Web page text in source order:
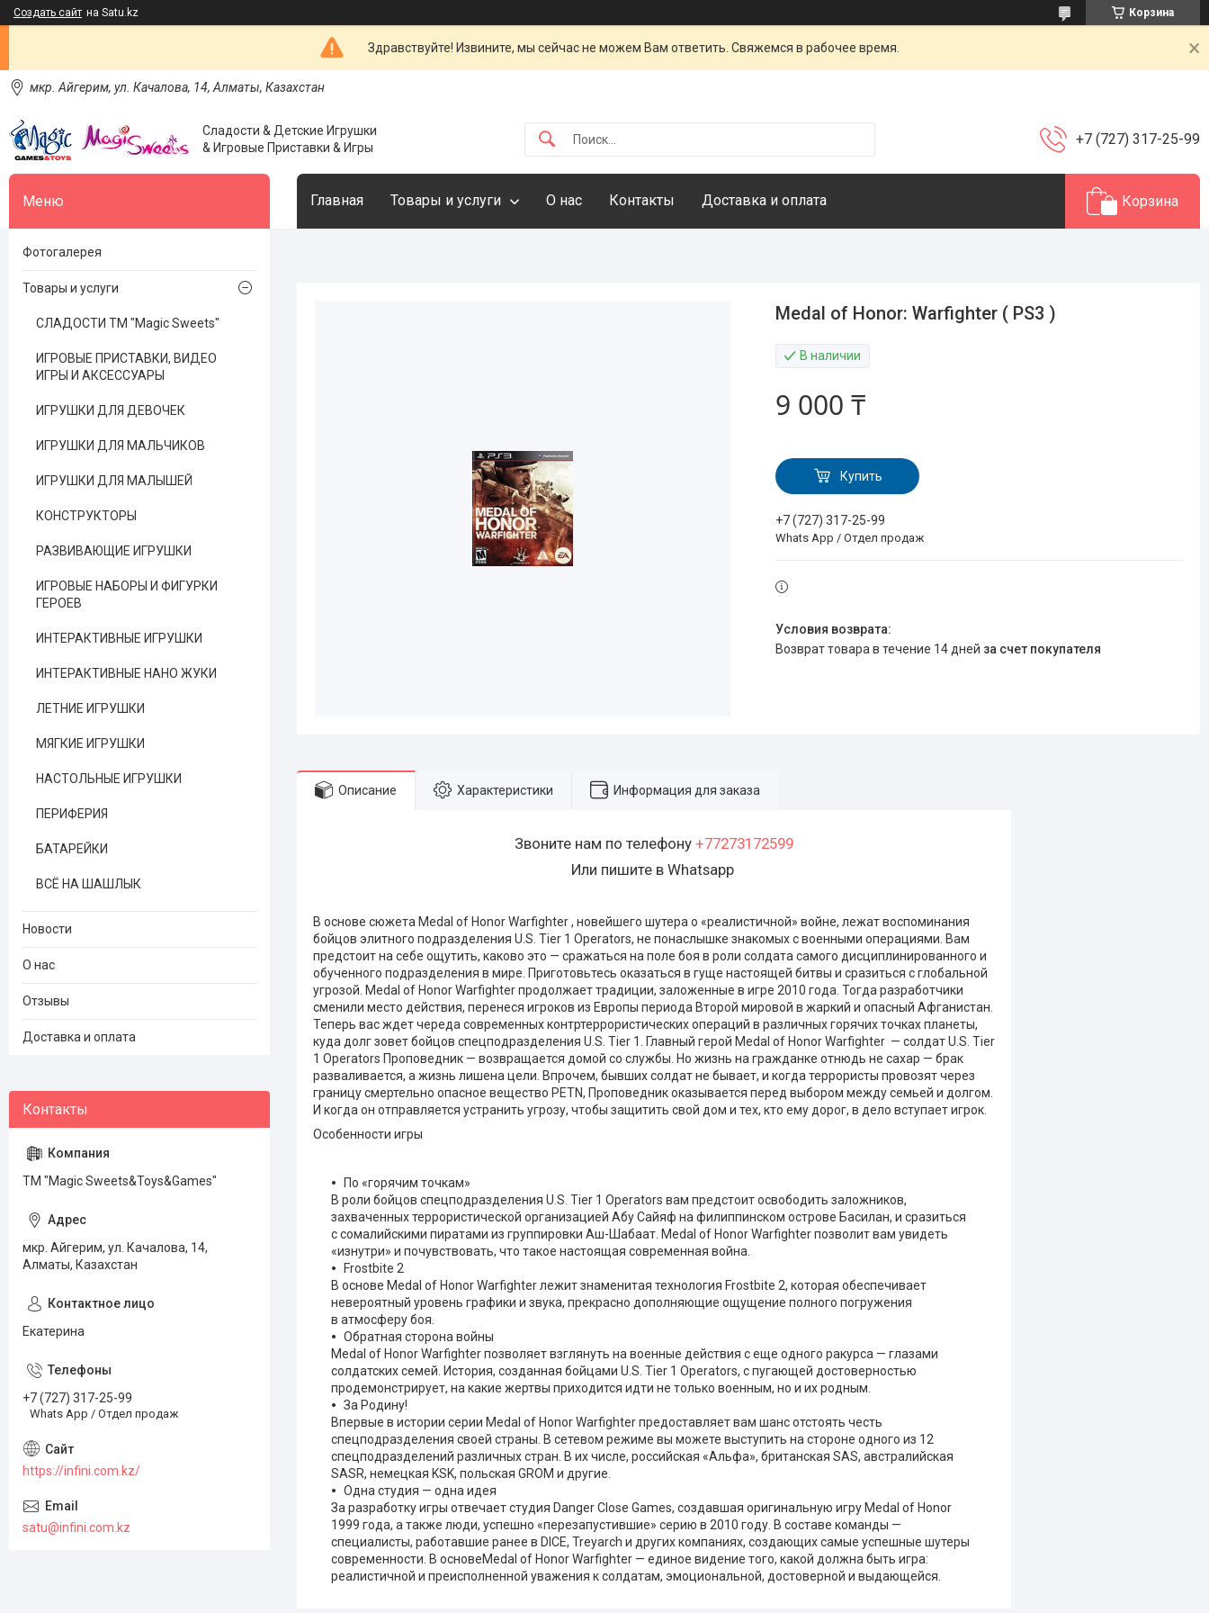
Создать сайт на Satu.kz Корзина
Здравствуйте! Извините, мы сейчас не можем Вам ответить. Свяжемся в рабочее время.
мкр. Айгерим, ул. Качалова, 14, Алматы, Казахстан
Сладости & Детские Игрушки
& Игровые Приставки & Игры
+7 (727) 317-25-99
Главная Товары и услуги О нас Контакты Доставка и оплата Корзина
Medal of Honor: Warfighter ( PS3 )
В наличии
9 000 ₸
Купить
+7 (727) 317-25-99
Whats App / Отдел продаж
возврат товара в течение 14 дней за счет покупателя
Описание Характеристики Информация для заказа
Звоните нам по телефону +77273172599
Или пишите в Whatsapp
В основе сюжета Medal of Honor Warfighter , новейшего шутера о «реалистичной» войне, лежат воспоминания
бойцов элитного подразделения U.S. Tier 1 Operators, не понаслышке знакомых с военными операциями. Вам
предстоит на себе ощутить, каково это — сражаться на поле боя в роли солдата самого дисциплинированного и
обученного подразделения в мире. Приготовьтесь оказаться в гуще настоящей битвы и сразиться с глобальной
угрозой. Medal of Honor Warfighter продолжает традиции, заложенные в игре 2010 года. Тогда разработчики
сменили место действия, перенеся игроков из Европы периода Второй мировой в жаркий и опасный Афганистан.
Теперь вас ждет череда современных контртеррористических операций в различных горячих точках планеты,
куда долг зовет бойцов спецподразделения U.S. Tier 1. Главный герой Medal of Honor Warfighter — солдат U.S. Tier
1 Operators Проповедник — возвращается домой со службы. Но жизнь на гражданке отнюдь не сахар — брак
разваливается, а жизнь лишена цели. Впрочем, бывших солдат не бывает, и когда террористы провозят через
границу смертельно опасное вещество PETN, Проповедник оказывается перед выбором между семьей и долгом.
И когда он отправляется устранить угрозу, чтобы защитить свой дом и тех, кто ему дорог, в дело вступает игрок.
Особенности игры
По «горячим точкам»
В роли бойцов спецподразделения U.S. Tier 1 Operators вам предстоит освободить заложников,
захваченных террористической организацией Абу Сайяф на филиппинском острове Басилан, и сразиться
с сомалийскими пиратами из группировки Аш-Шабаат. Medal of Honor Warfighter позволит вам увидеть
«изнутри» и почувствовать, что такое настоящая современная война.
Frostbite 2
В основе Medal of Honor Warfighter лежит знаменитая технология Frostbite 2, которая обеспечивает
невероятный уровень графики и звука, прекрасно дополняющие ощущение полного погружения
в атмосферу боя.
Обратная сторона войны
Medal of Honor Warfighter позволяет взглянуть на военные действия с еще одного ракурса — глазами
солдатских семей. История, созданная бойцами U.S. Tier 1 Operators, с пугающей достоверностью
продемонстрирует, на какие жертвы приходится идти не только военным, но и их родным.
За Родину!
Впервые в истории серии Medal of Honor Warfighter предоставляет вам шанс отстоять честь
спецподразделения своей страны. В сетевом режиме вы можете выступить на стороне одного из 12
спецподразделений различных стран. В их числе, российская «Альфа», британская SAS, австралийская
SASR, немецкая KSK, польская GROM и другие.
Одна студия — одна идея
За разработку игры отвечает студия Danger Close Games, создавшая оригинальную игру Medal of Honor
1999 года, а также люди, успешно «перезапустившие» серию в 2010 году. В составе команды —
специалисты, работавшие ранее в DICE, Treyarch и других компаниях, создающих самые успешные шутеры
современности. В основеMedal of Honor Warfighter — единое видение того, какой должна быть игра:
реалистичной и преисполненной уважения к солдатам, эмоциональной, достоверной и выдающейся.
Фотогалерея
Товары и услуги
СЛАДОСТИ ТМ "Magic Sweets"
ИГРОВЫЕ ПРИСТАВКИ, ВИДЕО
ИГРЫ И АКСЕССУАРЫ
ИГРУШКИ ДЛЯ ДЕВОЧЕК
ИГРУШКИ ДЛЯ МАЛЬЧИКОВ
ИГРУШКИ ДЛЯ МАЛЫШЕЙ
КОНСТРУКТОРЫ
РАЗВИВАЮЩИЕ ИГРУШКИ
ИГРОВЫЕ НАБОРЫ И ФИГУРКИ
ГЕРОЕВ
ИНТЕРАКТИВНЫЕ ИГРУШКИ
ИНТЕРАКТИВНЫЕ НАНО ЖУКИ
ЛЕТНИЕ ИГРУШКИ
МЯГКИЕ ИГРУШКИ
НАСТОЛЬНЫЕ ИГРУШКИ
ПЕРИФЕРИЯ
БАТАРЕЙКИ
ВСЁ НА ШАШЛЫК
Новости
О нас
Отзывы
Доставка и оплата
ТМ "Magic Sweets&Toys&Games"
мкр. Айгерим, ул. Качалова, 14,
Алматы, Казахстан
Екатерина
+7 (727) 317-25-99
Whats App / Отдел продаж
https://infini.com.kz/
satu@infini.com.kz